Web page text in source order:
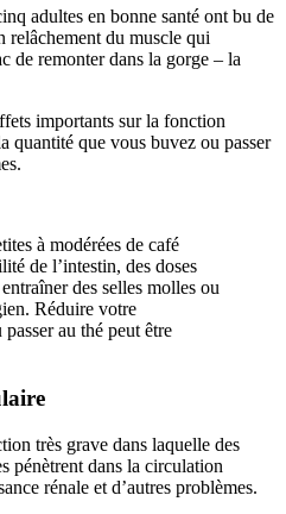
adultes en bonne santé ont bu de
relâchement du muscle qui
de remonter dans la gorge – la
importants sur la fonction
quantité que vous buvez ou passer
à modérées de café
de l’intestin, des doses
des selles molles ou
Réduire votre
au thé peut être
très grave dans laquelle des
pénètrent dans la circulation
rénale et d’autres problèmes.